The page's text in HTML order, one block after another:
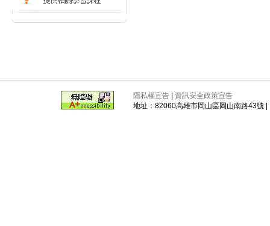
隱私權宣告|
資訊安全政策宣告
地址：82060高雄市岡山區岡山南路43號